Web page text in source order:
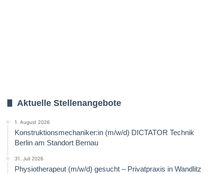
Aktuelle Stellenangebote
1. August 2026
Konstruktionsmechaniker:in (m/w/d) DICTATOR Technik
Berlin am Standort Bernau
31. Juli 2026
Physiotherapeut (m/w/d) gesucht – Privatpraxis in Wandlitz